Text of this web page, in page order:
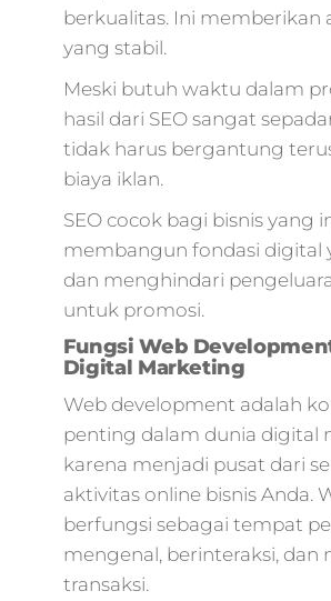
berkualitas. Ini memberikan
yang stabil.
Meski butuh waktu dalam
hasil dari SEO sangat
tidak harus bergantung
biaya iklan.
SEO cocok bagi bisnis yang
membangun fondasi digital
dan menghindari
untuk promosi.
Fungsi Web
Digital Marketing
Web development adalah
penting dalam dunia digital
karena menjadi pusat dari
aktivitas online bisnis Anda.
berfungsi sebagai tempat
mengenal, berinteraksi, dan
transaksi.